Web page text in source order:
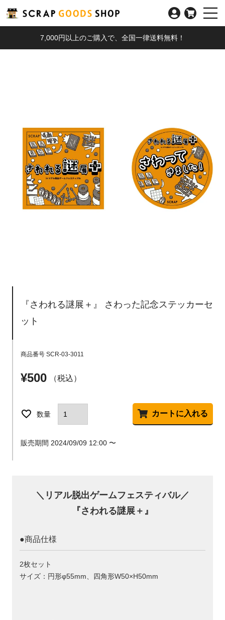
7,000円以上のご購入で、全国一律送料無料！
『さわれる謎展＋』 さわった記念ステッカーセ
ット
商品番号 SCR-03-3011
¥500 税込
カートに入れる
販売期間 2024/09/09 12:00 〜
＼リアル脱出ゲームフェスティバル／
『さわれる謎展＋』
●商品仕様
2枚セット
サイズ：円形φ55mm、四角形W50×H50mm